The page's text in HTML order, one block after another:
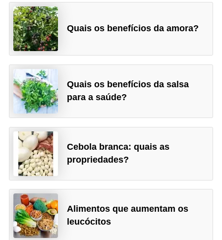
Quais os benefícios da amora?
Quais os benefícios da salsa
para a saúde?
Cebola branca: quais as
propriedades?
Alimentos que aumentam os
leucócitos